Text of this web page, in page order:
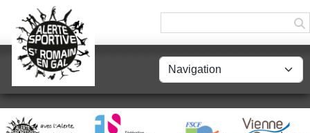
Panneau de gestion des cookies